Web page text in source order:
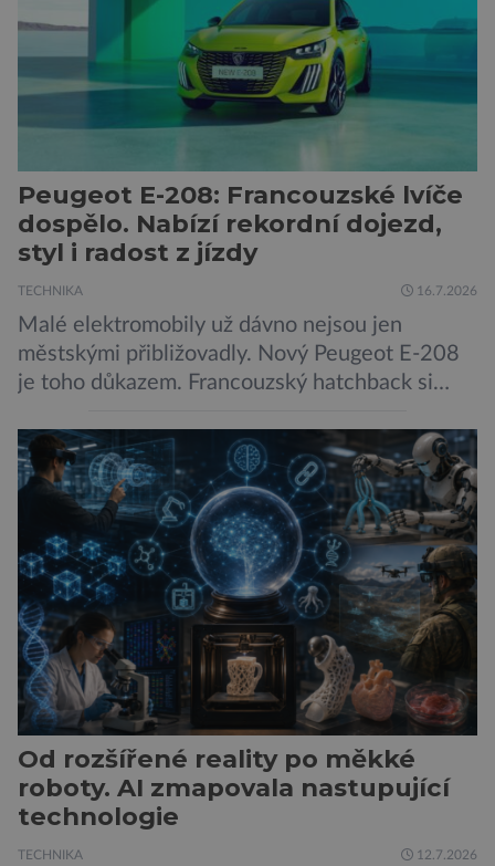
odborníků by už během příštích dvou let mohly
pokročilé systémy AI výrazně usnadnit
kybernetické útoky […]
Peugeot E-208: Francouzské lvíče
dospělo. Nabízí rekordní dojezd,
styl i radost z jízdy
TECHNIKA 16.7.2026
Malé elektromobily už dávno nejsou jen
městskými přibližovadly. Nový Peugeot E-208
je toho důkazem. Francouzský hatchback si
dojezd a modernější technologie, ale hlavně
ukazuje, že i kompaktní elektromobil může být
autem, se kterým bez obav vyrazíte za hranice
města Peugeot se u modelu 208 trefil do
černého už […]
Od rozšířené reality po měkké
roboty. AI zmapovala nastupující
technologie
TECHNIKA 12.7.2026